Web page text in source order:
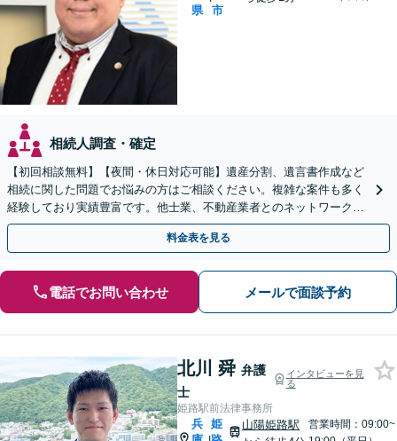
県
市
相続人調査・確定
【初回相談無料】【夜間・休日対応可能】遺産分割、遺言書作成など
相続に関した問題でお悩みの方はご相談ください。複雑な案件も多く
経験しており実績豊富です。他士業、不動産業者とのネットワークが
あり、迅速解決が可能です。ぜひ一度ご相談ください。
料金表を見る
電話でお問い合わせ メールで面談予約
北川 舜 弁護
士
インタビューを見
る
姫路駅前法律事務所
兵
姫
山陽姫路駅
営業時間：09:00~